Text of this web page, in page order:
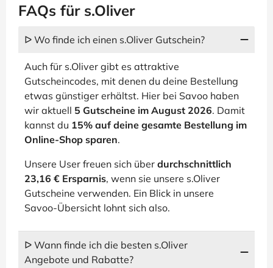
FAQs für s.Oliver
ᐅ Wo finde ich einen s.Oliver Gutschein?
Auch für s.Oliver gibt es attraktive
Gutscheincodes, mit denen du deine Bestellung
etwas günstiger erhältst. Hier bei Savoo haben
wir aktuell 5 Gutscheine im August 2026. Damit
kannst du 15% auf deine gesamte Bestellung im
Online-Shop sparen.
Unsere User freuen sich über durchschnittlich
23,16 € Ersparnis, wenn sie unsere s.Oliver
Gutscheine verwenden. Ein Blick in unsere
Savoo-Übersicht lohnt sich also.
ᐅ Wann finde ich die besten s.Oliver
Angebote und Rabatte?